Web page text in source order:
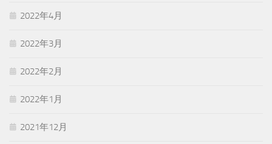
2022年4月
2022年3月
2022年2月
2022年1月
2021年12月